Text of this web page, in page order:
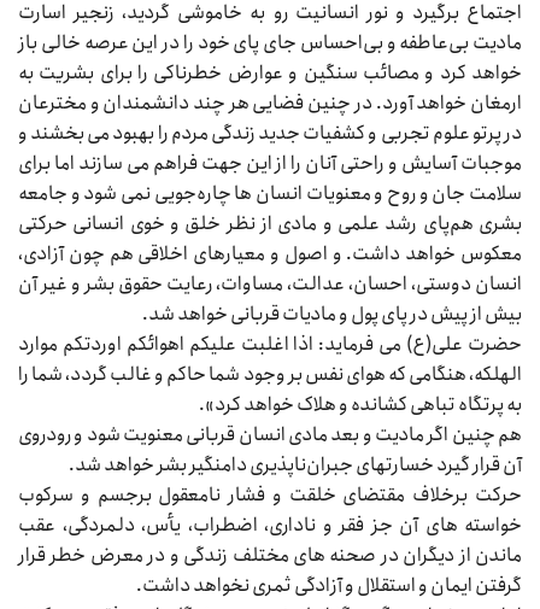
اجتماع برگیرد و نور انسانیت رو به خاموشی گردید، زنجیر اسارت
مادیت بی‌عاطفه و بی‌احساس جای پای خود را در این عرصه خالی باز
خواهد کرد و مصائب سنگین و عوارض خطرناکی را برای بشریت به
ارمغان خواهد آورد. در چنین فضایی هر چند دانشمندان و مخترعان
در پرتو علوم تجربی و کشفیات جدید زندگی مردم را بهبود می‌‌‌ بخشند و
موجبات آسایش و راحتی آنان را از این جهت فراهم می‌‌‌ سازند اما برای
سلامت جان و روح و معنویات انسان‌‌‌ ها چاره‌جویی نمی‌‌‌ شود و جامعه
بشری هم‌پای رشد علمی و مادی از نظر خلق و خوی انسانی حرکتی
معکوس خواهد داشت. و اصول و معیارهای اخلاقی هم چون آزادی،
انسان دوستی، احسان، عدالت، مساوات، رعایت حقوق بشر و غیر آن
بیش از پیش در پای پول و مادیات قربانی خواهد شد.
حضرت علی(ع) می‌‌‌ فرماید: اذا اغلبت علیکم اهوائکم اوردتکم موارد
الهلکه، هنگامی که هوای نفس بر وجود شما حاکم و غالب گردد، شما را
به پرتگاه تباهی کشانده و هلاک خواهد کرد».
هم چنین اگر مادیت و بعد مادی انسان قربانی معنویت شود و رودروی
آن قرار گیرد خسارتهای جبران‌ناپذیری دامنگیر بشر خواهد شد.
حرکت برخلاف مقتضای خلقت و فشار نامعقول برجسم و سرکوب
خواسته‌‌‌ های آن جز فقر و ناداری، اضطراب، یأس، دلمردگی، عقب
ماندن از دیگران در صحنه‌‌‌ های مختلف زندگی و در معرض خطر قرار
گرفتن ایمان و استقلال و آزادگی ثمری نخواهد داشت.